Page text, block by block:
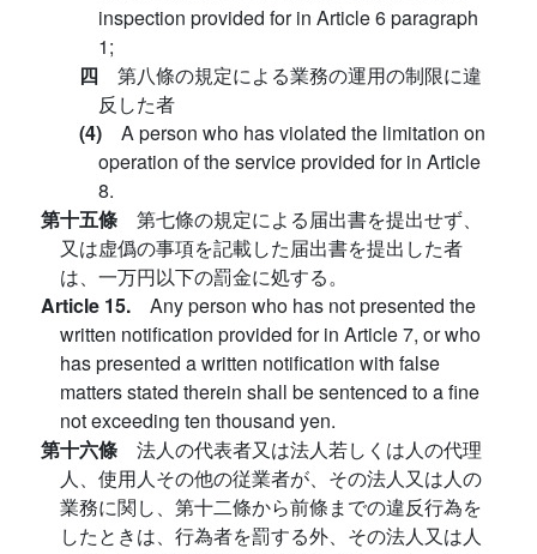
inspection provided for in Article 6 paragraph
1;
四 第八條の規定による業務の運用の制限に違
反した者
(4) A person who has violated the limitation on
operation of the service provided for in Article
8.
第十五條 第七條の規定による届出書を提出せず、
又は虚僞の事項を記載した届出書を提出した者
は、一万円以下の罰金に処する。
Article 15. Any person who has not presented the
written notification provided for in Article 7, or who
has presented a written notification with false
matters stated therein shall be sentenced to a fine
not exceeding ten thousand yen.
第十六條 法人の代表者又は法人若しくは人の代理
人、使用人その他の従業者が、その法人又は人の
業務に関し、第十二條から前條までの違反行為を
したときは、行為者を罰する外、その法人又は人